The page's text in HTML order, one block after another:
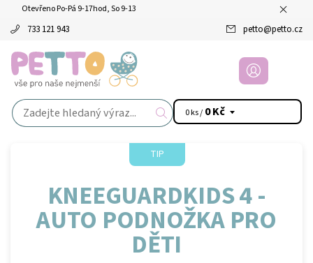
Otevřeno Po-Pá 9-17hod, So 9-13
733 121 943 petto@petto.cz
0 ks / 0 Kč
TIP
KNEEGUARDKIDS 4 -
AUTO PODNOŽKA PRO
DĚTI